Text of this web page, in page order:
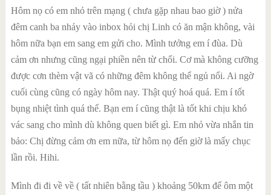
Hôm nọ có em nhỏ trên mạng ( chưa gặp nhau bao giờ ) nửa
đêm canh ba nhảy vào inbox hỏi chị Linh có ăn mận không, vài
hôm nữa bạn em sang em gửi cho. Mình tưởng em í đùa. Dù
cảm ơn nhưng cũng ngại phiền nên từ chối. Cơ mà không cưỡng
được cơn thèm vật vã có những đêm không thể ngủ nổi. Ai ngờ
cuối cùng cũng có ngày hôm nay. Thật quý hoá quá. Em í tốt
bụng nhiệt tình quá thể. Bạn em í cũng thật là tốt khi chịu khó
vác sang cho mình dù không quen biết gì. Em nhỏ vừa nhắn tin
bảo: Chị đừng cảm ơn em nữa, từ hôm nọ đến giờ là mấy chục
lần rồi. Hihi.
Mình đi đi về về ( tất nhiên bằng tầu ) khoảng 50km để ôm một